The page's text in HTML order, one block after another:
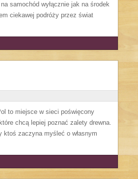
samochód wyłącznie jak na środek
ciekawej podróży przez świat
to miejsce w sieci poświęcony
chcą lepiej poznać zalety drewna.
ktoś zaczyna myśleć o własnym